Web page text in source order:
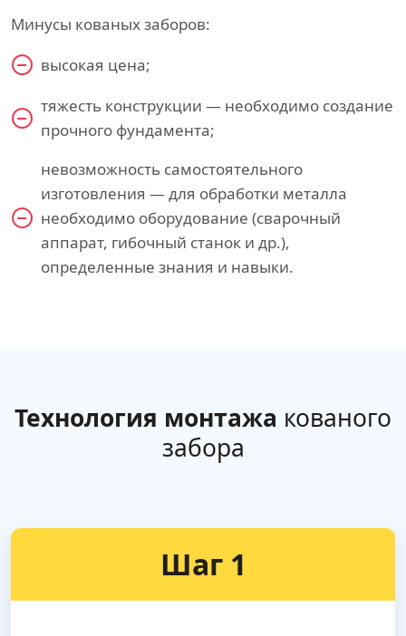
Минусы кованых заборов:
высокая цена;
тяжесть конструкции — необходимо создание
прочного фундамента;
невозможность самостоятельного
изготовления — для обработки металла
необходимо оборудование (сварочный
аппарат, гибочный станок и др.),
определенные знания и навыки.
Технология монтажа кованого
забора
Шаг 1